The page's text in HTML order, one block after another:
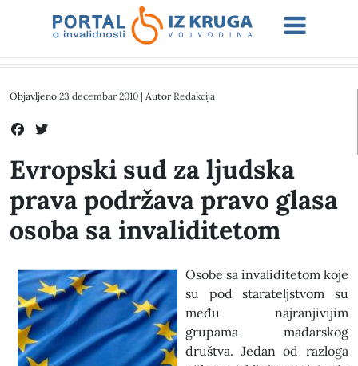
Objavljeno 23 decembar 2010 | Autor Redakcija
Evropski sud za ljudska
prava podržava pravo glasa
osoba sa invaliditetom
Osobe sa invaliditetom koje
su pod starateljstvom su
među najranjivijim
grupama mađarskog
društva. Jedan od razloga